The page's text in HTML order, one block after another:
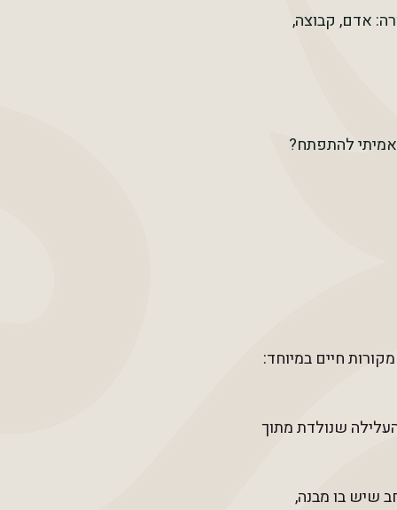
אדם, קבוצה,
להתפתח?
חיים במיוחד:
שנולדת מתוך
שיש בו מבנה,